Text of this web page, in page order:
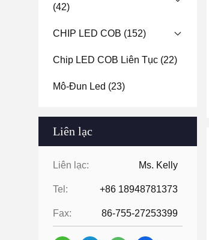
(42)
CHIP LED COB (152)
Chip LED COB Liên Tục (22)
Mô-Đun Led (23)
Liên lạc
Liên lạc: Ms. Kelly
Tel: +86 18948781373
Fax: 86-755-27253399